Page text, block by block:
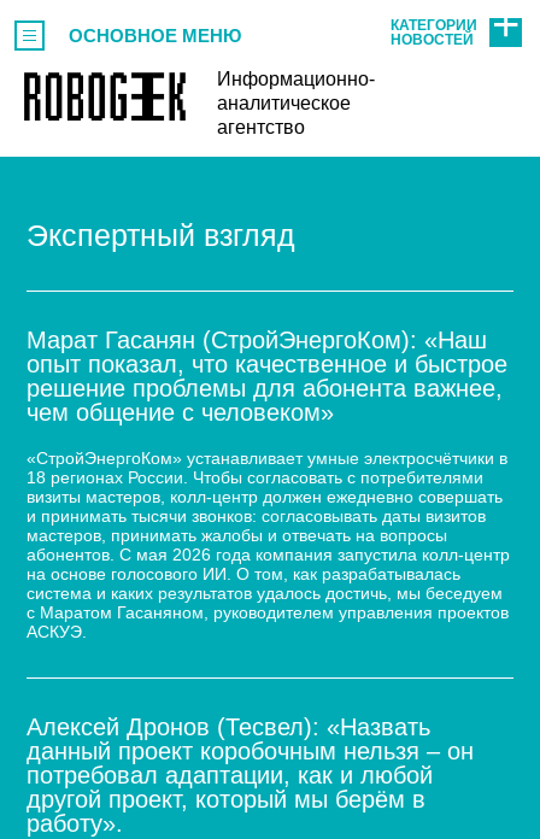
Информационно-
аналитическое
агентство
ОСНОВНОЕ МЕНЮ
КАТЕГОРИИ
НОВОСТЕЙ
Экспертный взгляд
Марат Гасанян (СтройЭнергоКом): «Наш
опыт показал, что качественное и быстрое
решение проблемы для абонента важнее,
чем общение с человеком»
«СтройЭнергоКом» устанавливает умные электросчётчики в
18 регионах России. Чтобы согласовать с потребителями
визиты мастеров, колл-центр должен ежедневно совершать
и принимать тысячи звонков: согласовывать даты визитов
мастеров, принимать жалобы и отвечать на вопросы
абонентов. С мая 2026 года компания запустила колл-центр
на основе голосового ИИ. О том, как разрабатывалась
система и каких результатов удалось достичь, мы беседуем
с Маратом Гасаняном, руководителем управления проектов
АСКУЭ.
Алексей Дронов (Тесвел): «Назвать
данный проект коробочным нельзя – он
потребовал адаптации, как и любой
другой проект, который мы берём в
работу».